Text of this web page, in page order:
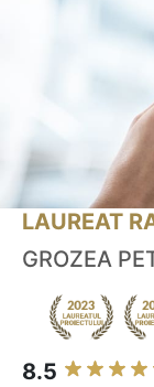
LAUREAT
GROZEA
8.5